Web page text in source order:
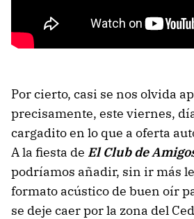
Por cierto, casi se nos olvida
precisamente, este viernes,
cargadito en lo que a oferta
A la fiesta de El Club de
podríamos añadir, sin ir más
formato acústico de buen oír
se deje caer por la zona del